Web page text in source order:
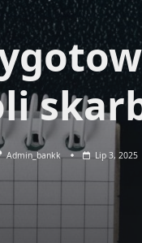
Admin_bankk Lip 3, 2025